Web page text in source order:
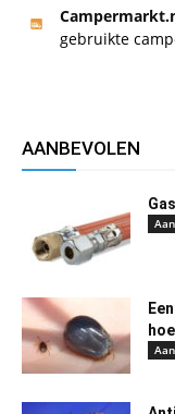
gebruikte
AANBEVOLEN